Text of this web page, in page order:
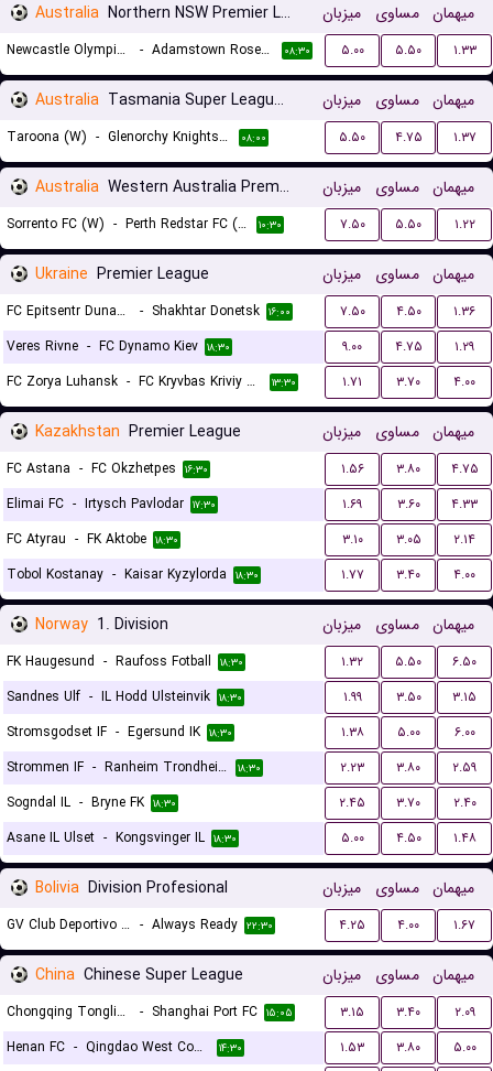
Australia Northern NSW Premier League Women میزبان مساوی میهمان
Newcastle Olympic (W) - Adamstown Rosebud (W) ۰۸:۳۰ ۵.۰۰ ۵.۵۰ ۱.۳۳
Australia Tasmania Super League Women میزبان مساوی میهمان
Taroona (W) - Glenorchy Knights (W) ۰۸:۰۰ ۵.۵۰ ۴.۷۵ ۱.۳۷
Australia Western Australia Premier League Women میزبان مساوی میهمان
Sorrento FC (W) - Perth Redstar FC (W) ۱۰:۳۰ ۷.۵۰ ۵.۵۰ ۱.۲۲
Ukraine Premier League میزبان مساوی میهمان
FC Epitsentr Dunayivtsi - Shakhtar Donetsk ۱۶:۰۰ ۷.۵۰ ۴.۵۰
۱.۳۶
Veres Rivne - FC Dynamo Kiev ۱۸:۳۰ ۹.۰۰ ۴.۷۵
۱.۲۹
FC Zorya Luhansk - FC Kryvbas Kriviy Rih ۱۳:۳۰ ۱.۷۱ ۳.۷۰ ۴.۰۰
Kazakhstan Premier League میزبان مساوی میهمان
FC Astana - FC Okzhetpes ۱۶:۳۰ ۱.۵۶ ۳.۸۰
۴.۷۵
Elimai FC - Irtysch Pavlodar ۱۷:۳۰ ۱.۶۹ ۳.۶۰
۴.۳۳
FC Atyrau - FK Aktobe ۱۸:۳۰ ۳.۱۰ ۳.۰۵
۲.۱۴
Tobol Kostanay - Kaisar Kyzylorda ۱۸:۳۰ ۱.۷۷ ۳.۴۰ ۴.۰۰
Norway 1. Division میزبان مساوی میهمان
FK Haugesund - Raufoss Fotball ۱۸:۳۰ ۱.۳۲ ۵.۵۰
۶.۵۰
Sandnes Ulf - IL Hodd Ulsteinvik ۱۸:۳۰ ۱.۹۹ ۳.۵۰
۳.۱۵
Stromsgodset IF - Egersund IK ۱۸:۳۰ ۱.۳۸ ۵.۰۰
۶.۰۰
Strommen IF - Ranheim Trondheim ۱۸:۳۰ ۲.۲۳ ۳.۸۰
۲.۵۹
Sogndal IL - Bryne FK ۱۸:۳۰ ۲.۴۵ ۳.۷۰
۲.۴۰
Asane IL Ulset - Kongsvinger IL ۱۸:۳۰ ۵.۰۰ ۴.۵۰ ۱.۴۸
Bolivia Division Profesional میزبان مساوی میهمان
GV Club Deportivo San Jose de Oruro - Always Ready ۲۲:۳۰ ۴.۲۵ ۴.۰۰ ۱.۶۷
China Chinese Super League میزبان مساوی میهمان
Chongqing Tongliang Long - Shanghai Port FC ۱۵:۰۵ ۳.۱۵ ۳.۴۰
۲.۰۹
Henan FC - Qingdao West Coast FC ۱۴:۳۰ ۱.۵۳ ۳.۸۰
۵.۰۰